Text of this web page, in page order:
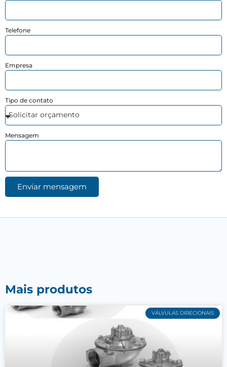
Telefone
Empresa
Tipo de contato
Mensagem
Enviar mensagem
Mais produtos
VÁLVULAS DIRECIONAIS